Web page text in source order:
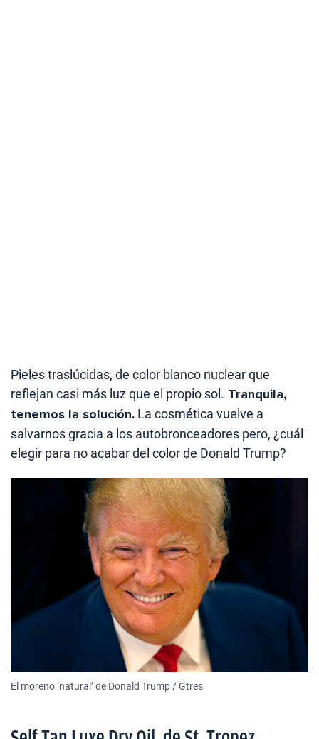
Pieles traslúcidas, de color blanco nuclear que
reflejan casi más luz que el propio sol. Tranquila,
tenemos la solución. La cosmética vuelve a
salvarnos gracia a los autobronceadores pero, ¿cuál
elegir para no acabar del color de Donald Trump?
El moreno ‘natural’ de Donald Trump / Gtres